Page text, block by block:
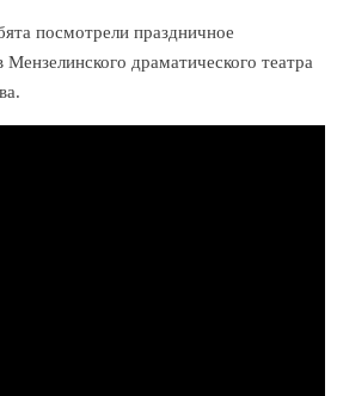
посмотрели праздничное
Мензелинского драматического театра